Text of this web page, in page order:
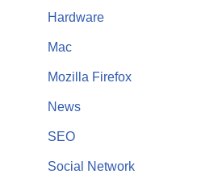
Hardware
Mac
Mozilla Firefox
News
SEO
Social Network